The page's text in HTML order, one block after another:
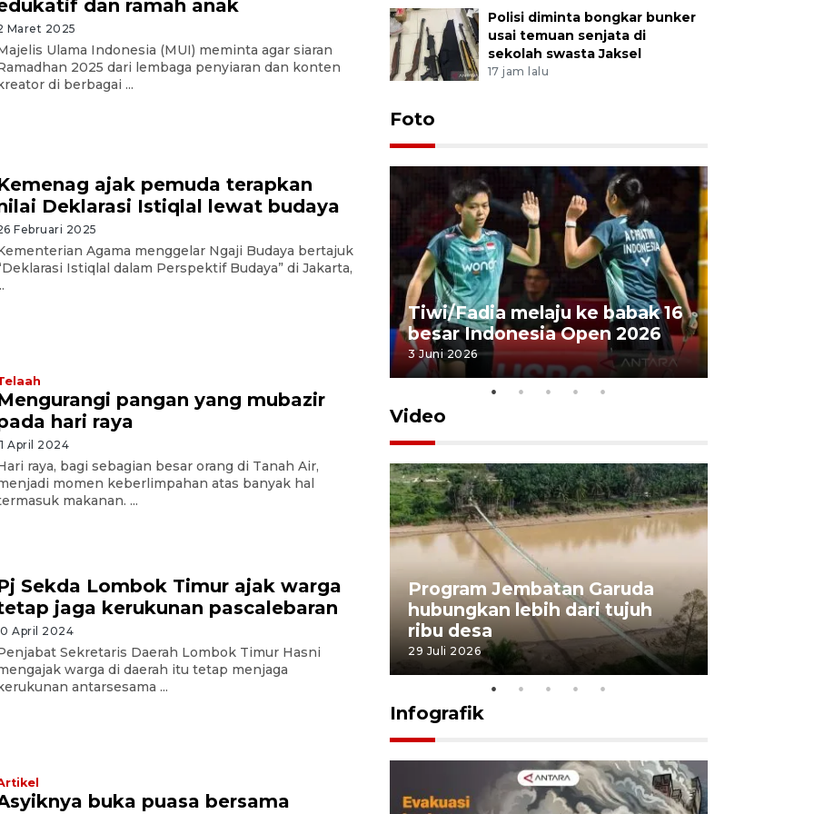
dan ramah anak
Maret 2025
Ulama Indonesia (MUI) meminta agar siaran
2025 dari lembaga penyiaran dan konten
di berbagai ...
ajak pemuda terapkan
Deklarasi Istiqlal lewat budaya
Februari 2025
Agama menggelar Ngaji Budaya bertajuk
Istiqlal dalam Perspektif Budaya” di Jakarta,
pangan yang mubazir
hari raya
April 2024
raya, bagi sebagian besar orang di Tanah Air,
momen keberlimpahan atas banyak hal
makanan. ...
Sekda Lombok Timur ajak warga
jaga kerukunan pascalebaran
April 2024
Sekretaris Daerah Lombok Timur Hasni
warga di daerah itu tetap menjaga
antarsesama ...
buka puasa bersama
Polisi diminta bongkar bunker
usai temuan senjata di
sekolah swasta Jaksel
17 jam lalu
Foto
Lebaran Betawi 2026, ajang
Tiwi/Fadia melaju ke babak 16
besar Indonesia Open 2026
3 Juni 2026
Video
Gabung Persebaya, striker
timnas Ramadhan Sananta
9 Juli 2026
Program Jembatan Garuda
hubungkan lebih dari tujuh
ribu desa
29 Juli 2026
Infografik